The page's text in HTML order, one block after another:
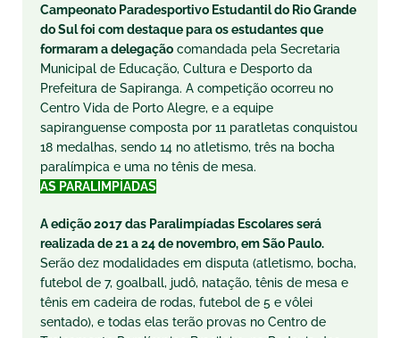
Campeonato Paradesportivo Estudantil do Rio Grande
do Sul foi com destaque para os estudantes que
formaram a delegação comandada pela Secretaria
Municipal de Educação, Cultura e Desporto da
Prefeitura de Sapiranga. A competição ocorreu no
Centro Vida de Porto Alegre, e a equipe
sapiranguense composta por 11 paratletas conquistou
18 medalhas, sendo 14 no atletismo, três na bocha
paralímpica e uma no tênis de mesa.
AS PARALIMPÍADAS
A edição 2017 das Paralimpíadas Escolares será
realizada de 21 a 24 de novembro, em São Paulo.
Serão dez modalidades em disputa (atletismo, bocha,
futebol de 7, goalball, judô, natação, tênis de mesa e
tênis em cadeira de rodas, futebol de 5 e vôlei
sentado), e todas elas terão provas no Centro de